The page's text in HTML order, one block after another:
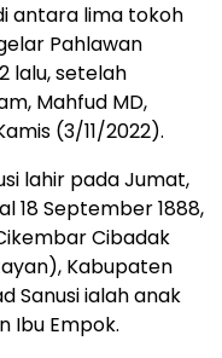
antara lima tokoh
Pahlawan
lalu, setelah
Mahfud MD,
(3/11/2022).
lahir pada Jumat,
18 September 1888,
Cibadak
Kabupaten
Sanusi ialah anak
Ibu Empok.